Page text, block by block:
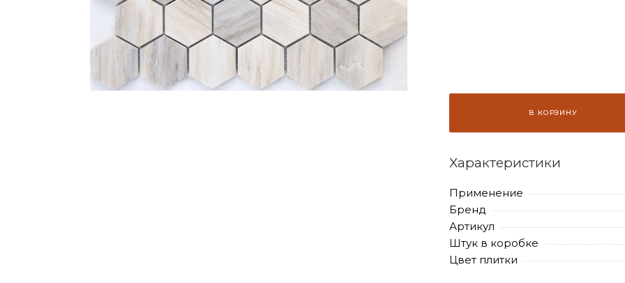
В КОРЗИНУ
Характеристики
Применение
Бренд
Артикул
Штук в коробке
Цвет плитки